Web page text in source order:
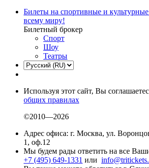
Билеты на спортивные и
всему миру!
Билетный брокер
Спорт
Шоу
Театры
Используя этот сайт, Вы
общих правилах
©2010—2026
Адрес офиса: г. Москва, ул.
1, оф.12
Мы будем рады ответить на все
+7 (495) 649-1331 или